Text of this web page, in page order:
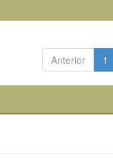
Anterior 1